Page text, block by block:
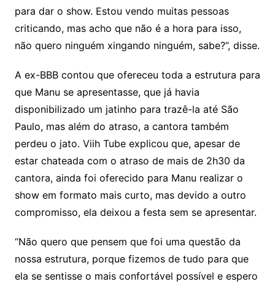
para dar o show. Estou vendo muitas pessoas
criticando, mas acho que não é a hora para isso,
não quero ninguém xingando ninguém, sabe?”, disse.
A ex-BBB contou que ofereceu toda a estrutura para
que Manu se apresentasse, que já havia
disponibilizado um jatinho para trazê-la até São
Paulo, mas além do atraso, a cantora também
perdeu o jato. Viih Tube explicou que, apesar de
estar chateada com o atraso de mais de 2h30 da
cantora, ainda foi oferecido para Manu realizar o
show em formato mais curto, mas devido a outro
compromisso, ela deixou a festa sem se apresentar.
“Não quero que pensem que foi uma questão da
nossa estrutura, porque fizemos de tudo para que
ela se sentisse o mais confortável possível e espero